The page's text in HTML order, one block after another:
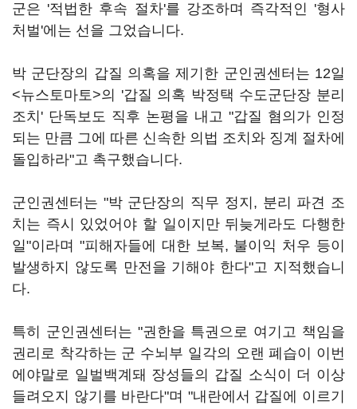
군은 '적법한 후속 절차'를 강조하며 즉각적인 '형사
처벌'에는 선을 그었습니다.
박 군단장의 갑질 의혹을 제기한 군인권센터는 12일
<뉴스토마토>의 '갑질 의혹 박정택 수도군단장 분리
조치' 단독보도 직후 논평을 내고 "갑질 혐의가 인정
되는 만큼 그에 따른 신속한 의법 조치와 징계 절차에
돌입하라"고 촉구했습니다.
군인권센터는 "박 군단장의 직무 정지, 분리 파견 조
치는 즉시 있었어야 할 일이지만 뒤늦게라도 다행한
일"이라며 "피해자들에 대한 보복, 불이익 처우 등이
발생하지 않도록 만전을 기해야 한다"고 지적했습니
다.
특히 군인권센터는 "권한을 특권으로 여기고 책임을
권리로 착각하는 군 수뇌부 일각의 오랜 폐습이 이번
에야말로 일벌백계돼 장성들의 갑질 소식이 더 이상
들려오지 않기를 바란다"며 "내란에서 갑질에 이르기